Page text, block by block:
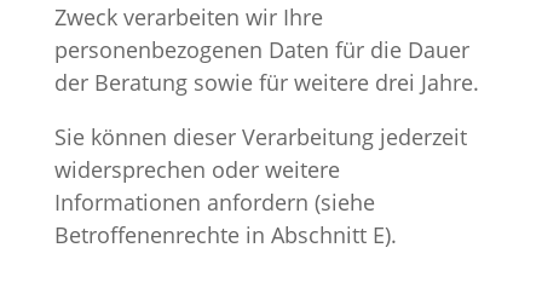
Zweck verarbeiten wir Ihre
personenbezogenen Daten für die Dauer
der Beratung sowie für weitere drei Jahre.
Sie können dieser Verarbeitung jederzeit
widersprechen oder weitere
Informationen anfordern (siehe
Betroffenenrechte in Abschnitt E).